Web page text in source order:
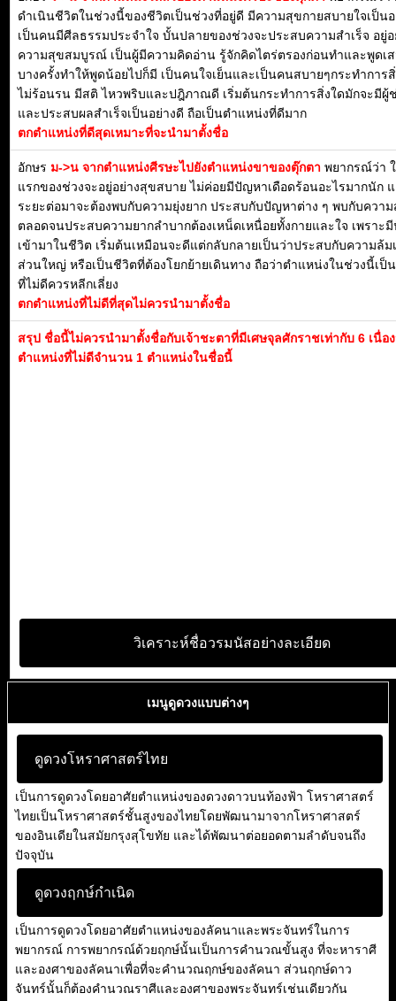
ดำเนินชีวิตในช่วงนี้ของชีวิตเป็นช่วงที่อยู่ดี มีความสุขกายสบายใจเป็น
เป็นคนมีศีลธรรมประจำใจ บั้นปลายของช่วงจะประสบความสำเร็จ อยู่อ
ความสุขสมบูรณ์ เป็นผู้มีความคิดอ่าน รู้จักคิดไตร่ตรองก่อนทำและพูดเ
บางครั้งทำให้พูดน้อยไปก็มี เป็นคนใจเย็นและเป็นคนสบายๆกระทำการ
ไม่ร้อนรน มีสติ ไหวพริบและปฎิภาณดี เริ่มต้นกระทำการสิ่งใดมักจะมีผู้
และประสบผลสำเร็จเป็นอย่างดี ถือเป็นตำแหน่งที่ดีมาก
ตกตำแหน่งที่ดีสุดเหมาะที่จะนำมาตั้งชื่อ
อักษร ม->น จากตำแหน่งศีรษะไปยังตำแหน่งขาของตุ๊กตา พยากรณ์ว่า
แรกของช่วงจะอยู่อย่างสุขสบาย ไม่ค่อยมีปัญหาเดือดร้อนอะไรมากนัก
ระยะต่อมาจะต้องพบกับความยุ่งยาก ประสบกับปัญหาต่าง ๆ พบกับควา
ตลอดจนประสบความยากลำบากต้องเหน็ดเหนื่อยทั้งกายและใจ เพราะ
เข้ามาในชีวิต เริ่มต้นเหมือนจะดีแต่กลับกลายเป็นว่าประสบกับความล้ม
ส่วนใหญ่ หรือเป็นชีวิตที่ต้องโยกย้ายเดินทาง ถือว่าตำแหน่งในช่วงนี้เป็
ที่ไม่ดีควรหลีกเลี่ยง
ตกตำแหน่งที่ไม่ดีที่สุดไม่ควรนำมาตั้งชื่อ
สรุป ชื่อนี้ไม่ควรนำมาตั้งชื่อกับเจ้าชะตาที่มีเศษจุลศักราชเท่ากับ 6 เนื่อ
ตำแหน่งที่ไม่ดีจำนวน 1 ตำแหน่งในชื่อนี้
วิเคราะห์ชื่อวรมนัสอย่างละเอียด
เมนูดูดวงแบบต่างๆ
ดูดวงโหราศาสตร์ไทย
เป็นการดูดวงโดยอาศัยตำแหน่งของดวงดาวบนท้องฟ้า โหราศาสตร์
ไทยเป็นโหราศาสตร์ชั้นสูงของไทยโดยพัฒนามาจากโหราศาสตร์
ของอินเดียในสมัยกรุงสุโขทัย และได้พัฒนาต่อยอดตามลำดับจนถึง
ปัจจุบัน
ดูดวงฤกษ์กำเนิด
เป็นการดูดวงโดยอาศัยตำแหน่งของลัคนาและพระจันทร์ในการ
พยากรณ์ การพยากรณ์ด้วยฤกษ์นั้นเป็นการคำนวณขั้นสูง ที่จะหาราศี
และองศาของลัคนาเพื่อที่จะคำนวณฤกษ์ของลัคนา ส่วนฤกษ์ดาว
จันทร์นั้นก็ต้องคำนวณราศีและองศาของพระจันทร์เช่นเดียวกัน